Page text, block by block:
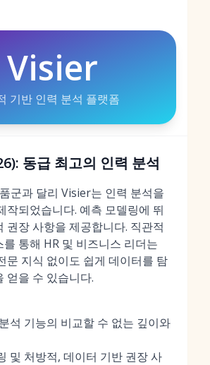
Visier
기반 인력 분석 플랫폼
동급 최고의 인력 분석
군과 달리 Visier는 인력 분석을
작되었습니다. 예측 모델링에 뛰
권장 사항을 제공합니다. 직관적
통해 HR 및 비즈니스 리더는
문 지식 없이도 쉽게 데이터를 탐
얻을 수 있습니다.
석 기능의 비교할 수 없는 깊이와
및 처방적, 데이터 기반 권장 사